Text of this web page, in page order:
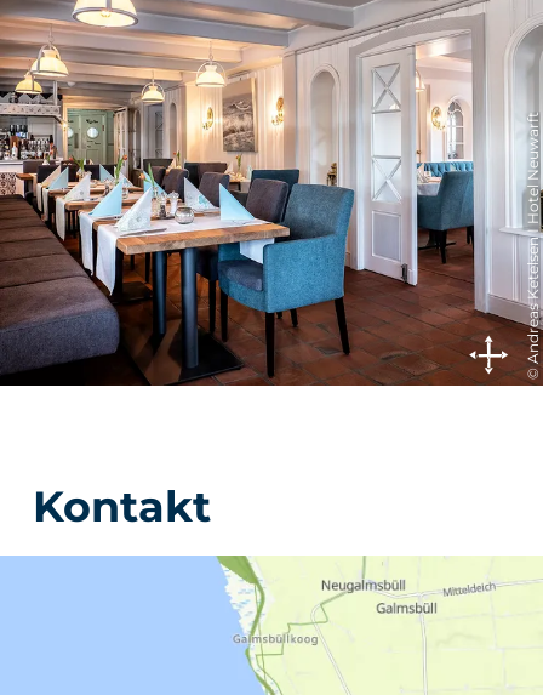
© Andreas Ketelsen I Hotel Neuwarft
Kontakt